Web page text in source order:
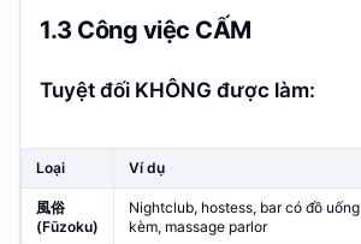
1.3 Công việc CẤM
Tuyệt đối KHÔNG được làm:
Loại Ví dụ
風俗
(Fūzoku)
Nightclub, hostess, bar có đồ uống
kèm, massage parlor